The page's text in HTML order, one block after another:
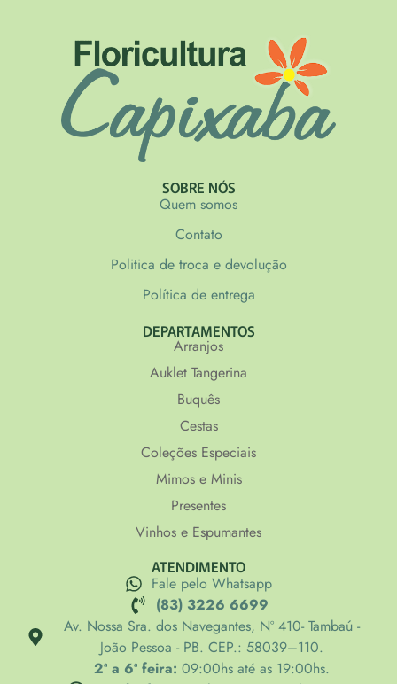
SOBRE NÓS
Quem somos
Contato
Politica de troca e devolução
Política de entrega
DEPARTAMENTOS
Arranjos
Auklet Tangerina
Buquês
Cestas
Coleções Especiais
Mimos e Minis
Presentes
Vinhos e Espumantes
ATENDIMENTO
Fale pelo Whatsapp
(83) 3226 6699
Av. Nossa Sra. dos Navegantes, Nº 410- Tambaú -
João Pessoa - PB. CEP.: 58039–110.
2ª a 6ª feira: 09:00hs até as 19:00hs.